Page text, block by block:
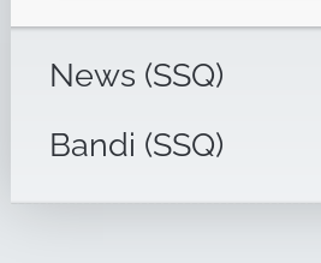
News (SSQ)
Bandi (SSQ)